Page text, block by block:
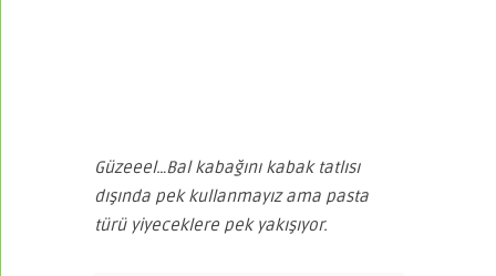
Güzeeel…Bal kabağını kabak tatlısı
dışında pek kullanmayız ama pasta
türü yiyeceklere pek yakışıyor.